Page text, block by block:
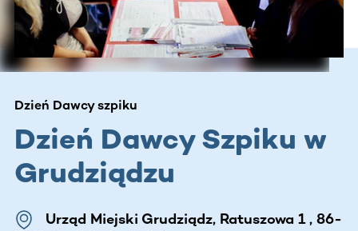
Dzień Dawcy szpiku
Dzień Dawcy Szpiku w
Grudziądzu
Urząd Miejski Grudziądz, Ratuszowa 1 , 86-